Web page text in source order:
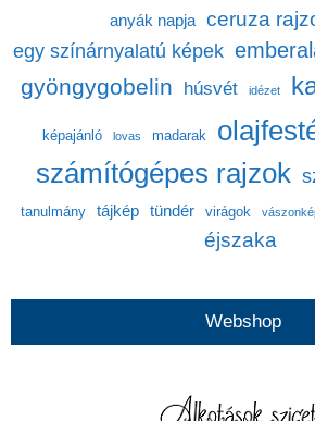
anyák napja ceruza
egy színárnyalatú képek
gyöngygobelin húsvét idézet
képajánló lovas madarak
számítógépes rajzok
tanulmány tájkép tündér virágok
éjszaka
Webshop